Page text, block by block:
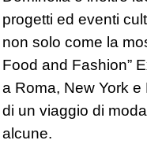
progetti ed eventi
non solo come la
Food and Fashion”
a Roma, New York
di un viaggio di
alcune.